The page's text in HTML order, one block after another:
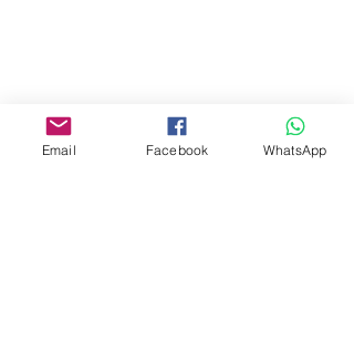
Email Facebook WhatsApp